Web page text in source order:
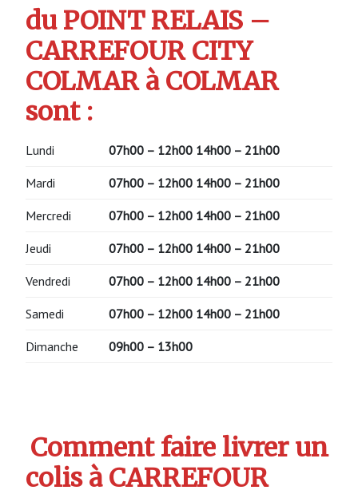
du POINT RELAIS –
CARREFOUR CITY
COLMAR à COLMAR
sont :
Lundi 07h00 – 12h00 14h00 – 21h00
Mardi 07h00 – 12h00 14h00 – 21h00
Mercredi 07h00 – 12h00 14h00 – 21h00
Jeudi 07h00 – 12h00 14h00 – 21h00
Vendredi 07h00 – 12h00 14h00 – 21h00
Samedi 07h00 – 12h00 14h00 – 21h00
Dimanche 09h00 – 13h00
Comment faire livrer un
colis à CARREFOUR